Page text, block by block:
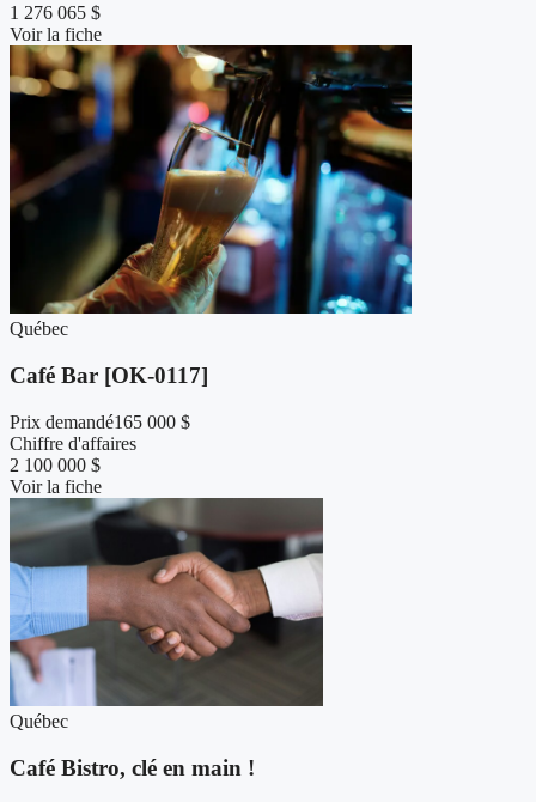
1 276 065 $
Voir la fiche
Québec
Café Bar [OK-0117]
Prix demandé165 000 $
Chiffre d'affaires
2 100 000 $
Voir la fiche
Québec
Café Bistro, clé en main !